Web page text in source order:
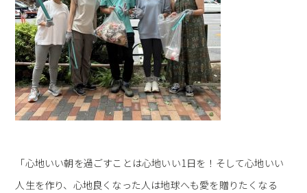
「心地いい朝を過ごすことは心地いい1日を！そして心地いい
人生を作り、心地良くなった人は地球へも愛を贈りたくなる